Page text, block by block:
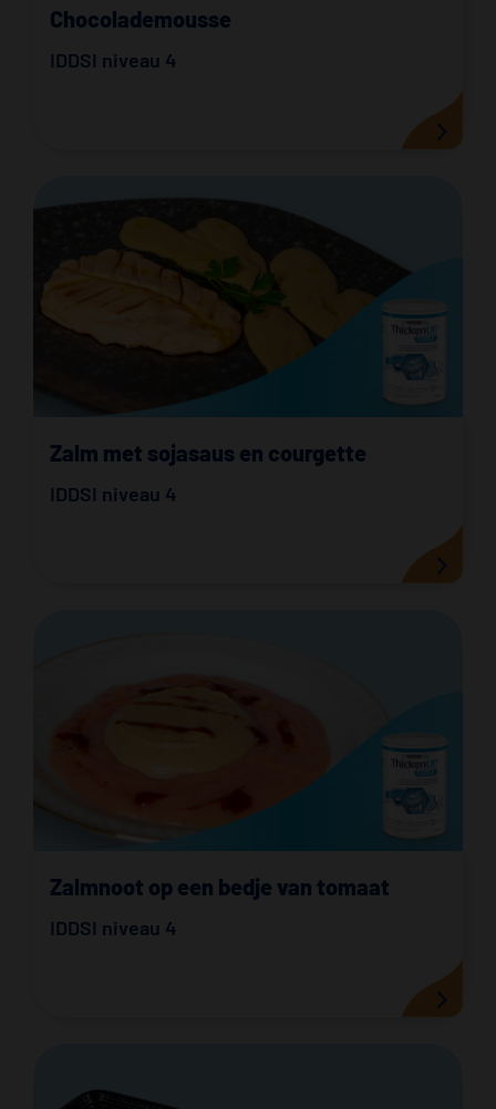
Chocolademousse
IDDSI niveau 4
Zalm met sojasaus en courgette
IDDSI niveau 4
Zalmnoot op een bedje van tomaat
IDDSI niveau 4